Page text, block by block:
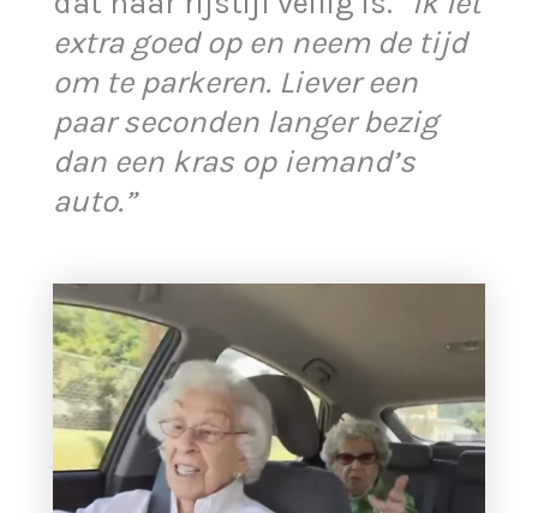
extra goed op en neem de tijd
om te parkeren. Liever een
paar seconden langer bezig
dan een kras op iemand’s
auto.”